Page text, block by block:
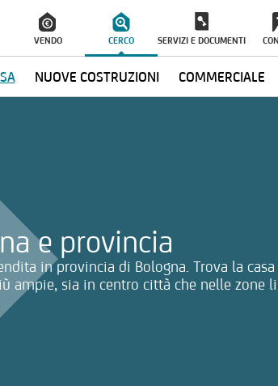
VENDO CERCO
NUOVE COSTRUZIONI COMMERCIALE
SERVIZI E DOCUMENTI
e provincia
in provincia di Bologna. Trova la
ampie, sia in centro città che nelle zone
informazioni